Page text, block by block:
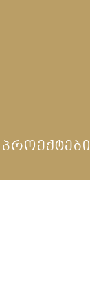
ᲞᲠᲝᲔᲥᲢᲔᲑᲘ